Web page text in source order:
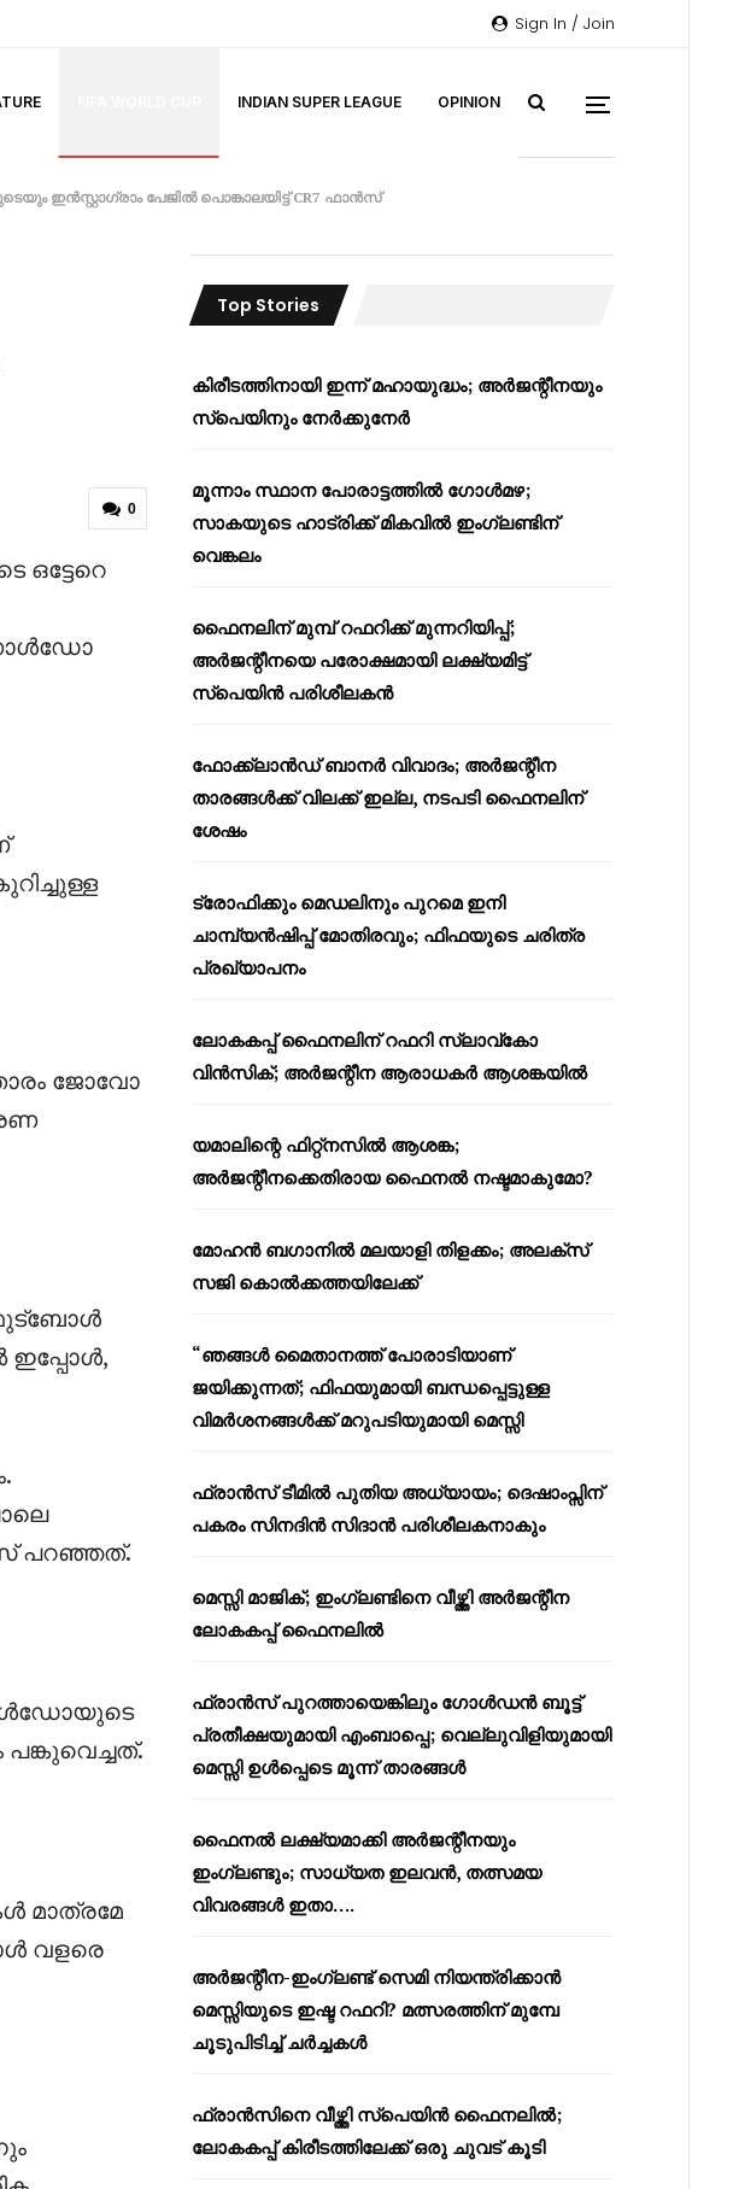
Sign In / Join
INDIAN SUPER LEAGUE OPINION
ഇൻസ്റ്റാഗ്രാം പേജിൽ പൊങ്കാലയിട്ട് CR7 ഫാൻസ്‌
0
ഒട്ടേറെ
ജോവോ
ഫുട്ബോൾ
ഇപ്പോൾ,
പറഞ്ഞത്.
മാത്രമേ
വളരെ
Top Stories
കിരീടത്തിനായി ഇന്ന് മഹായുദ്ധം; അർജന്റീനയും
സ്പെയിനും നേർക്കുനേർ
മൂന്നാം സ്ഥാന പോരാട്ടത്തിൽ ഗോൾമഴ;
സാകയുടെ ഹാട്രിക്ക് മികവിൽ ഇംഗ്ലണ്ടിന്
വെങ്കലം
ഫൈനലിന് മുമ്പ് റഫറിക്ക് മുന്നറിയിപ്പ്;
അർജന്റീനയെ പരോക്ഷമായി ലക്ഷ്യമിട്ട്
സ്പെയിൻ പരിശീലകൻ
ഫോക്ക്‌ലാൻഡ് ബാനർ വിവാദം; അർജന്റീന
താരങ്ങൾക്ക് വിലക്ക് ഇല്ല, നടപടി ഫൈനലിന്
ശേഷം
ട്രോഫിക്കും മെഡലിനും പുറമെ ഇനി
ചാമ്പ്യൻഷിപ്പ് മോതിരവും; ഫിഫയുടെ ചരിത്ര
പ്രഖ്യാപനം
ലോകകപ്പ് ഫൈനലിന് റഫറി സ്ലാവ്‌കോ
വിൻസിക്; അർജന്റീന ആരാധകർ ആശങ്കയിൽ
യമാലിന്റെ ഫിറ്റ്നസിൽ ആശങ്ക;
അർജന്റീനക്കെതിരായ ഫൈനൽ നഷ്ടമാകുമോ?
മോഹൻ ബഗാനിൽ മലയാളി തിളക്കം; അലക്സ്
സജി കൊൽക്കത്തയിലേക്ക്
“ഞങ്ങൾ മൈതാനത്ത് പോരാടിയാണ്
ജയിക്കുന്നത്; ഫിഫയുമായി ബന്ധപ്പെട്ടുള്ള
വിമർശനങ്ങൾക്ക് മറുപടിയുമായി മെസ്സി
ഫ്രാൻസ് ടീമിൽ പുതിയ അധ്യായം; ദെഷാംപ്സിന്
പകരം സിനദിൻ സിദാൻ പരിശീലകനാകും
മെസ്സി മാജിക്; ഇംഗ്ലണ്ടിനെ വീഴ്ത്തി അർജന്റീന
ലോകകപ്പ് ഫൈനലിൽ
ഫ്രാൻസ് പുറത്തായെങ്കിലും ഗോൾഡൻ ബൂട്ട്
പ്രതീക്ഷയുമായി എംബാപ്പെ; വെല്ലുവിളിയുമായി
മെസ്സി ഉൾപ്പെടെ മൂന്ന് താരങ്ങൾ
ഫൈനൽ ലക്ഷ്യമാക്കി അർജന്റീനയും
ഇംഗ്ലണ്ടും; സാധ്യത ഇലവൻ, തത്സമയ
വിവരങ്ങൾ ഇതാ….
അർജന്റീന-ഇംഗ്ലണ്ട് സെമി നിയന്ത്രിക്കാൻ
മെസ്സിയുടെ ഇഷ്ട റഫറി? മത്സരത്തിന് മുമ്പേ
ചൂടുപിടിച്ച് ചർച്ചകൾ
ഫ്രാൻസിനെ വീഴ്ത്തി സ്പെയിൻ ഫൈനലിൽ;
ലോകകപ്പ് കിരീടത്തിലേക്ക് ഒരു ചുവട് കൂടി